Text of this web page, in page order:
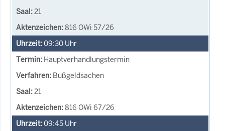
21
816 OWi 57/26
09:30 Uhr
Hauptverhandlungstermin
Bußgeldsachen
21
816 OWi 67/26
09:45 Uhr